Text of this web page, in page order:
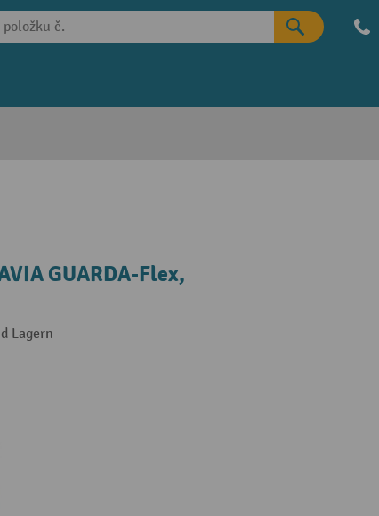
GUARDA-Flex,
Lagern